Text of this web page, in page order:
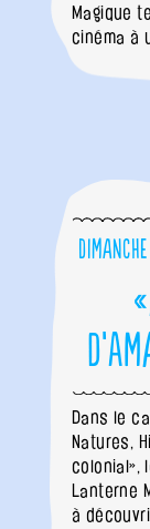
Magique
cinéma à
Dans le
Natures,
colonial»,
Lanterne
à